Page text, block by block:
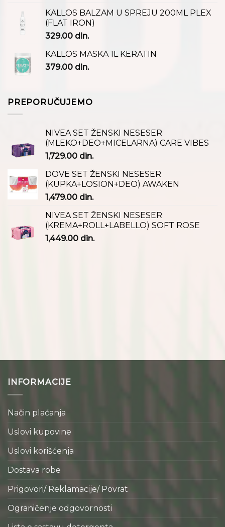
KALLOS BALZAM U SPREJU 200ML PLEX
(FLAT IRON)
329.00 din.
KALLOS MASKA 1L KERATIN
379.00 din.
PREPORUČUJEMO
NIVEA SET ŽENSKI NESESER
(MLEKO+DEO+MICELARNA) CARE VIBES
1,729.00 din.
DOVE SET ŽENSKI NESESER
(KUPKA+LOSION+DEO) AWAKEN
1,479.00 din.
NIVEA SET ŽENSKI NESESER
(KREMA+ROLL+LABELLO) SOFT ROSE
1,449.00 din.
INFORMACIJE
Način plaćanja
Uslovi kupovine
Uslovi korišćenja
Dostava robe
Prigovori/ Reklamacije/ Povrat
Ograničenje odgovornosti